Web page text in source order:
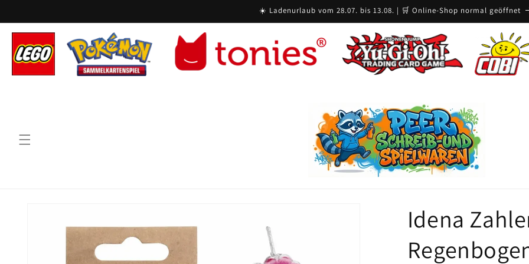
Inhalt
☀️ Ladenurlaub vom 28.07. bis 13.08. | 🛒 Online-Shop normal geöffnet
Idena